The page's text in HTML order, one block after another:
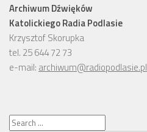
Archiwum Dźwięków
Katolickiego Radia Podlasie
Krzysztof Skorupka
tel. 25 644 72 73
e-mail: archiwum@radiopodlasie.pl